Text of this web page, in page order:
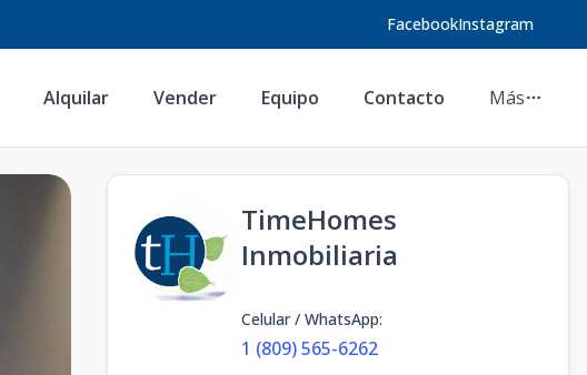
FacebookInstagram
Alquilar Vender Equipo Contacto Más
TimeHomes
Inmobiliaria
Celular / WhatsApp:
1 (809) 565-6262